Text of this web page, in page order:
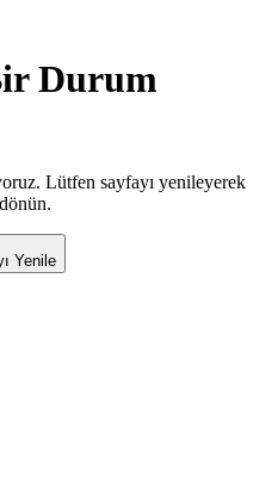
Durum
Lütfen sayfayı yenileyerek
Yenile